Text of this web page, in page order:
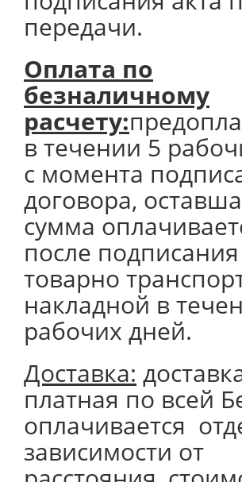
передачи.
Оплата по
безналичному
расчету:
в течении 5
с момента
договора,
сумма
после подписания
товарно
накладной в
рабочих дней.
Доставка:
платная по всей
оплачивается
зависимости от